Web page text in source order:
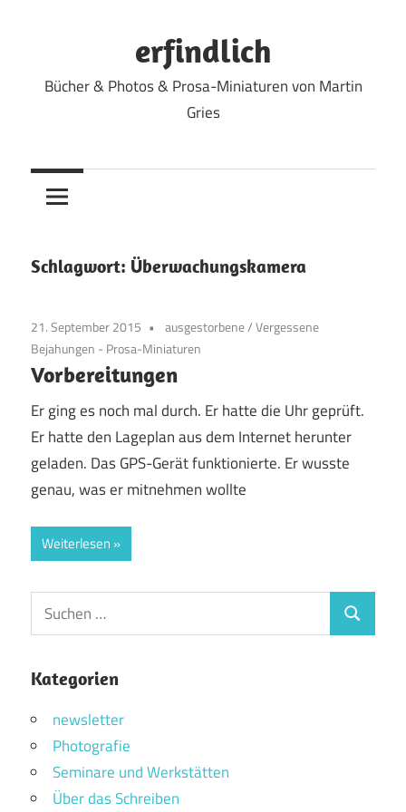
erfindlich
Bücher & Photos & Prosa-Miniaturen von Martin
Gries
Schlagwort: Überwachungskamera
21. September 2015 ausgestorbene/Vergessene
Bejahungen - Prosa-Miniaturen
Vorbereitungen
Er ging es noch mal durch. Er hatte die Uhr geprüft.
Er hatte den Lageplan aus dem Internet herunter
geladen. Das GPS-Gerät funktionierte. Er wusste
genau, was er mitnehmen wollte
Weiterlesen
Suchen
nach:
Suchen
Kategorien
newsletter
Photografie
Seminare und Werkstätten
Über das Schreiben